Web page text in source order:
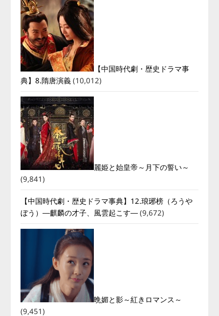
【中国時代劇・歴史ドラマ事
典】8.隋唐演義 (10,012)
麗姫と始皇帝～月下の誓い～
(9,841)
【中国時代劇・歴史ドラマ事典】12.琅琊榜（ろうや
ぼう）―麒麟の才子、風雲起こす― (9,672)
晩媚と影～紅きロマンス～
(9,451)